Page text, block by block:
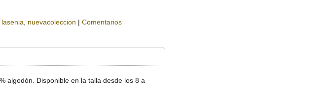
lasenia nuevacoleccion | Comentarios
algodón. Disponible en la talla desde los 8 a